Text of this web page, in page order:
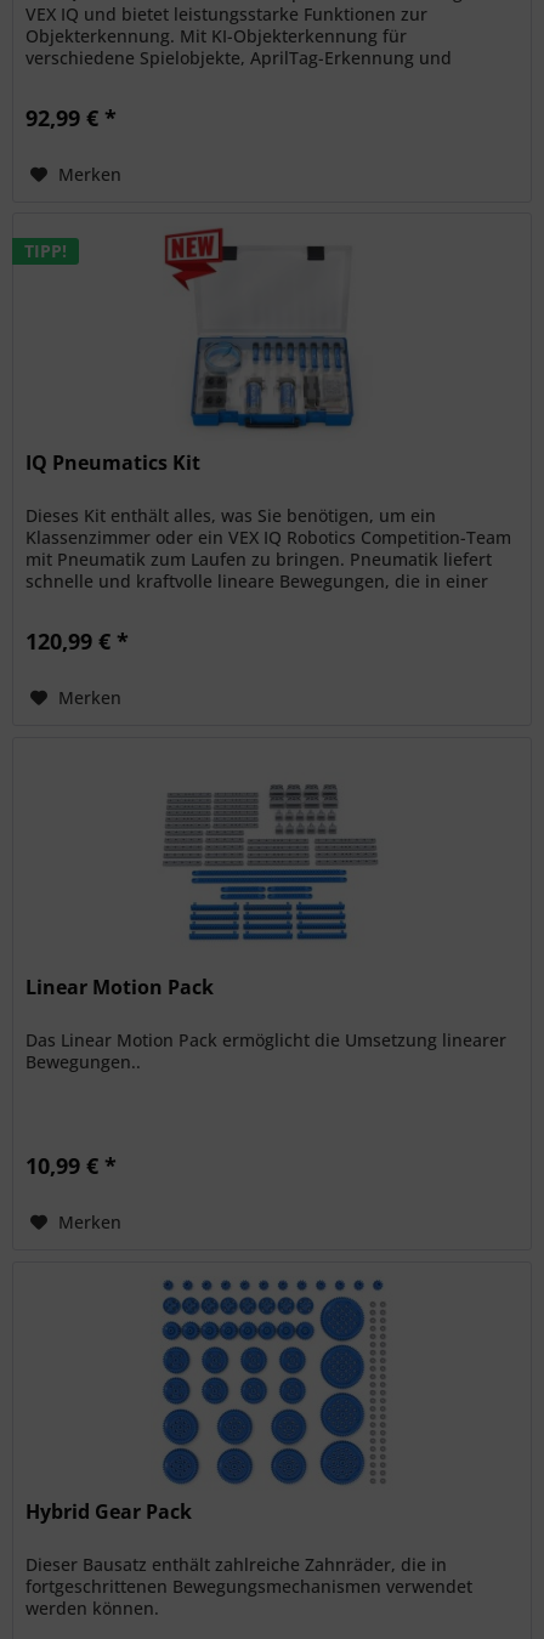
VEX IQ und bietet leistungsstarke Funktionen zur
Objekterkennung. Mit KI-Objekterkennung für
verschiedene Spielobjekte, AprilTag-Erkennung und
92,99 € *
Merken
TIPP!
IQ Pneumatics Kit
Dieses Kit enthält alles, was Sie benötigen, um ein
Klassenzimmer oder ein VEX IQ Robotics Competition-Team
mit Pneumatik zum Laufen zu bringen. Pneumatik liefert
schnelle und kraftvolle lineare Bewegungen, die in einer
120,99 € *
Merken
Linear Motion Pack
Das Linear Motion Pack ermöglicht die Umsetzung linearer
Bewegungen..
10,99 € *
Merken
Hybrid Gear Pack
Dieser Bausatz enthält zahlreiche Zahnräder, die in
fortgeschrittenen Bewegungsmechanismen verwendet
werden können.